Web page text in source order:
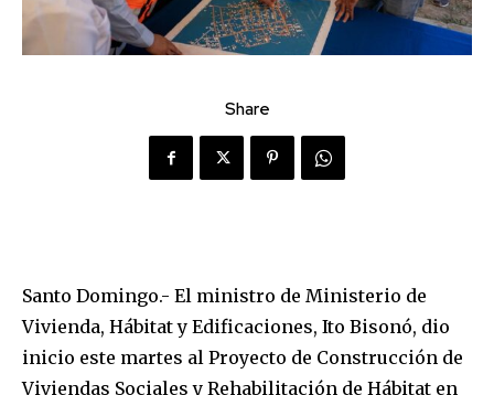
Share
Santo Domingo.- El ministro de Ministerio de
Vivienda, Hábitat y Edificaciones, Ito Bisonó, dio
inicio este martes al Proyecto de Construcción de
Viviendas Sociales y Rehabilitación de Hábitat en